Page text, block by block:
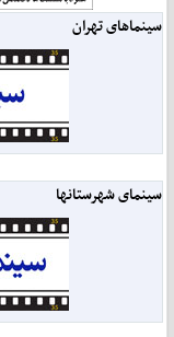
سینماهای تهران
سینمای شهرستانها